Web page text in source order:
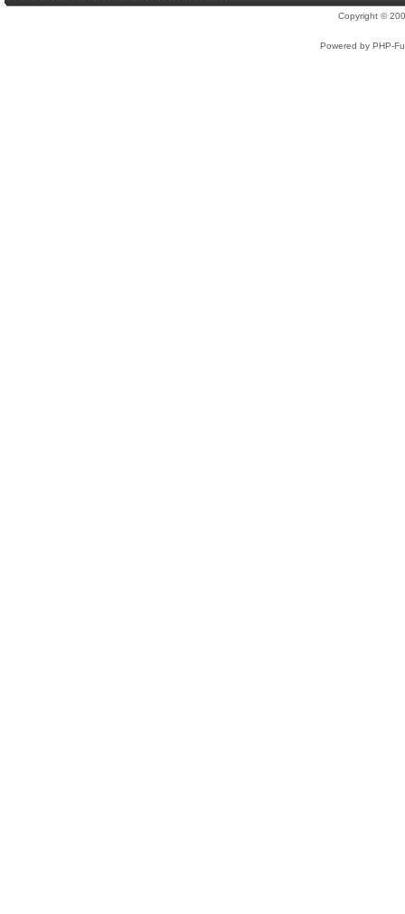
Copyright ©
Powered by PHP-